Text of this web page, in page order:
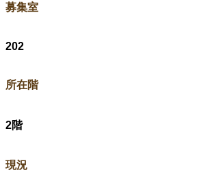
​募集室
202
​所在階
2階
​現況